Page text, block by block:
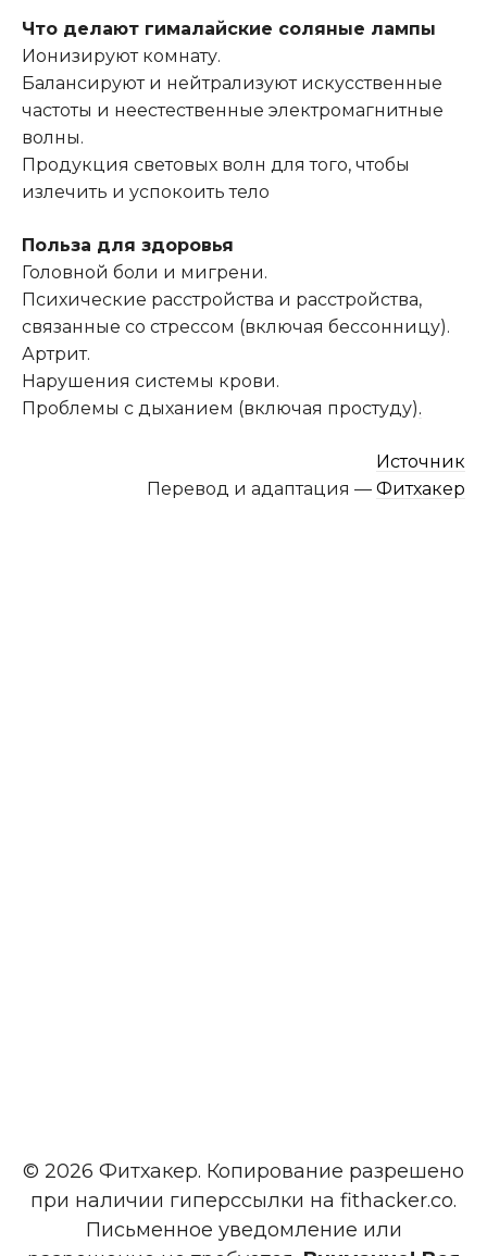
Что делают гималайские соляные лампы
Ионизируют комнату.
Балансируют и нейтрализуют искусственные
частоты и неестественные электромагнитные
волны.
Продукция световых волн для того, чтобы
излечить и успокоить тело
Польза для здоровья
Головной боли и мигрени.
Психические расстройства и расстройства,
связанные со стрессом (включая бессонницу).
Артрит.
Нарушения системы крови.
Проблемы с дыханием (включая простуду).
Источник
Перевод и адаптация — Фитхакер
© 2026 Фитхакер. Копирование разрешено
при наличии гиперссылки на fithacker.co.
Письменное уведомление или